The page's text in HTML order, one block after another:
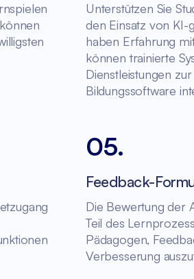
Unterstützen Sie
den Einsatz von KI-
haben Erfahrung
können trainierte
Dienstleistungen
Bildungssoftware
05.
Feedback-
Die Bewertung der
Teil des
Pädagogen,
Verbesserung